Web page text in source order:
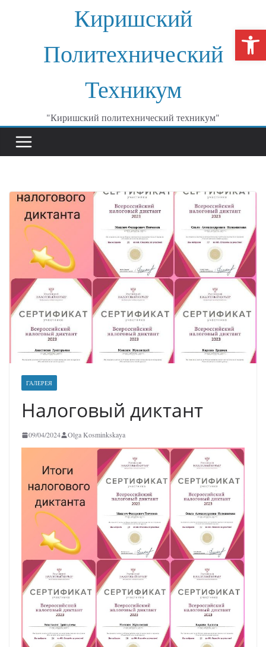
Киришский
Политехнический
Техникум
"Киришский политехнический техникум"
ГАЛЕРЕЯ
Налоговый диктант
09/04/2024 Olga Kosminkskaya